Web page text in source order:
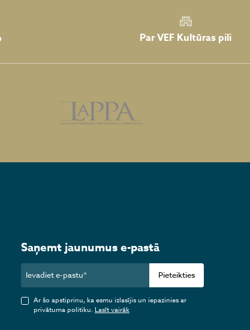
Par VEF Kultūras pili
Saņemt jaunumus e-pastā
Pieteikties
Ar šo apstiprinu, ka esmu izlasījis un iepazinies ar
privātuma politiku.Lasīt vairāk